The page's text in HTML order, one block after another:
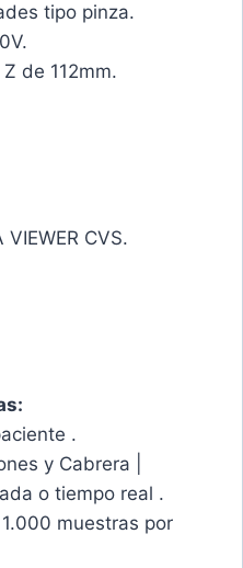
tipo pinza.
de 112mm.
CVS.
.
y Cabrera |
o tiempo real .
muestras por